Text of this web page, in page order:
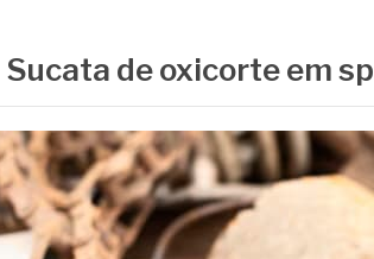
Sucata de oxicorte em sp